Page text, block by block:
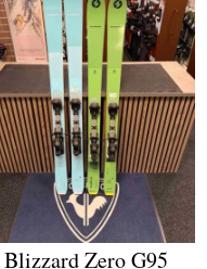
Blizzard Zero G95